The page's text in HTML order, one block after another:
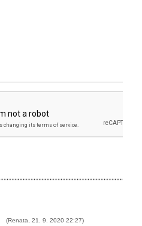
(Renata 21. 9. 2020 22:27)